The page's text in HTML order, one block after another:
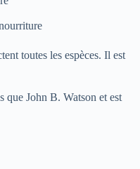
toutes les espèces. Il est
que John B. Watson et est